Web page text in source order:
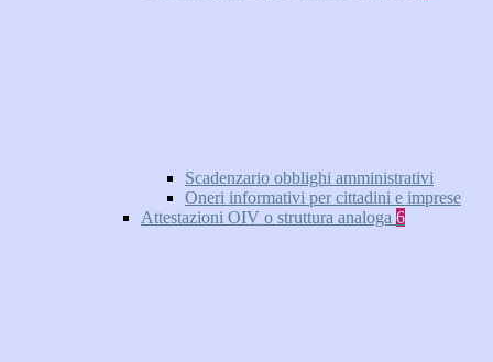
Scadenzario obblighi amministrativi
Oneri informativi per cittadini e imprese
Attestazioni OIV o struttura analoga 6